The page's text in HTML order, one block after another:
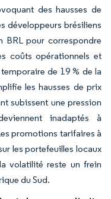
des hausses de
développeurs brésiliens
BRL pour correspondre
coûts opérationnels et
de 19 % de la
les hausses de prix
subissent une pression
inadaptés à
promotions tarifaires à
les portefeuilles locaux
volatilité reste un frein
du Sud.